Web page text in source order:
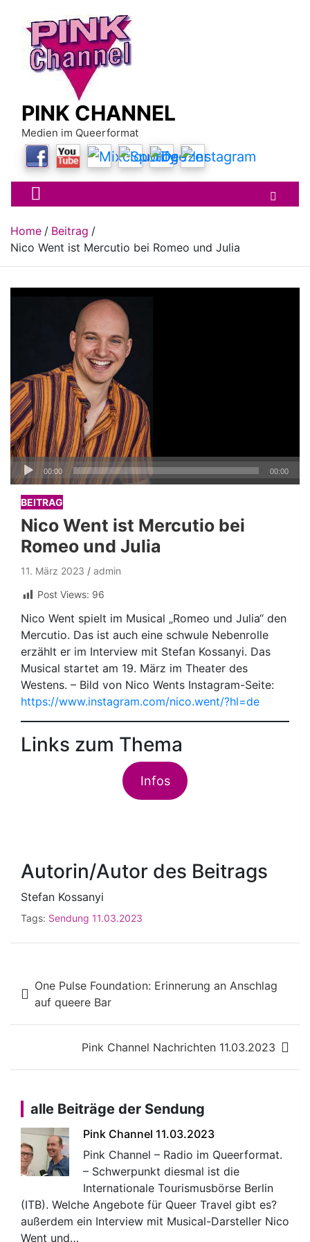
content
PINK CHANNEL
Medien im Queerformat
Home
Beitrag
Nico Went ist Mercutio bei Romeo und Julia
Audio-
Player
00:00 00:00
BEITRAG
Nico Went ist Mercutio bei
Romeo und Julia
11. März 2023
admin
Post Views: 96
Nico Went spielt im Musical „Romeo und Julia“ den
Mercutio. Das ist auch eine schwule Nebenrolle
erzählt er im Interview mit Stefan Kossanyi. Das
Musical startet am 19. März im Theater des
Westens. – Bild von Nico Wents Instagram-Seite:
https://www.instagram.com/nico.went/?hl=de
Links zum Thema
Infos
Autorin/Autor des Beitrags
Stefan Kossanyi
Tags: Sendung 11.03.2023
Beitragsnavigation
One Pulse Foundation: Erinnerung an Anschlag
auf queere Bar
Pink Channel Nachrichten 11.03.2023
alle Beiträge der Sendung
Pink Channel 11.03.2023
Pink Channel – Radio im Queerformat.
– Schwerpunkt diesmal ist die
Internationale Tourismusbörse Berlin
(ITB). Welche Angebote für Queer Travel gibt es?
außerdem ein Interview mit Musical-Darsteller Nico
Went und…